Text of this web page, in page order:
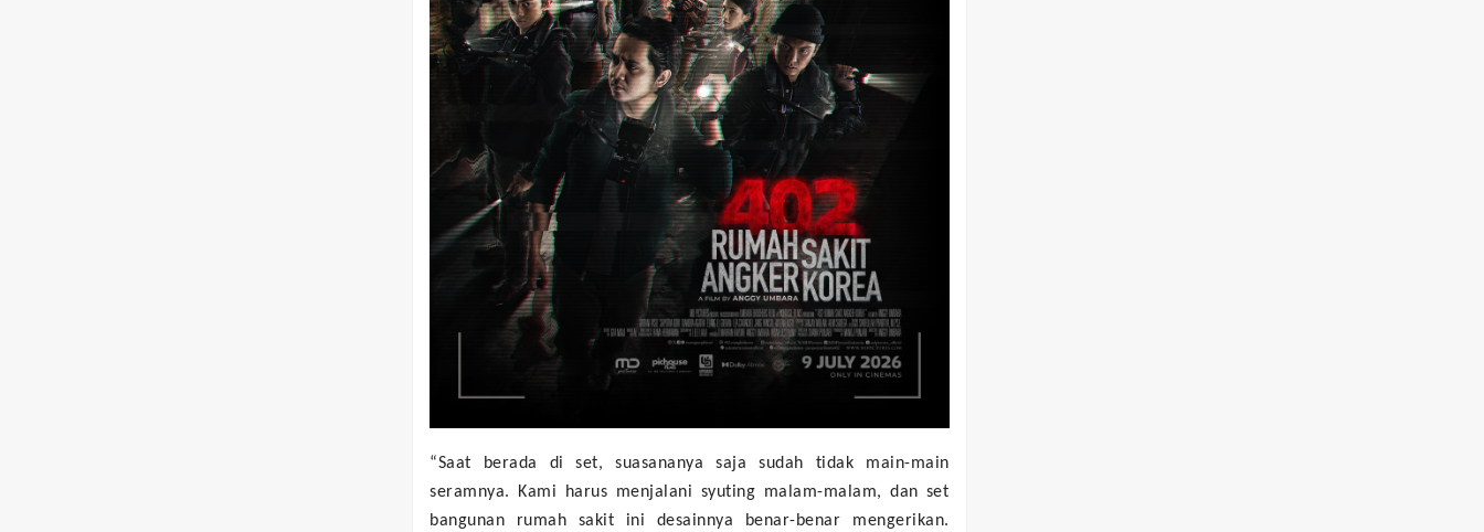
“Saat berada di set, suasananya saja sudah tidak main-main
seramnya. Kami harus menjalani syuting malam-malam, dan set
bangunan rumah sakit ini desainnya benar-benar mengerikan.